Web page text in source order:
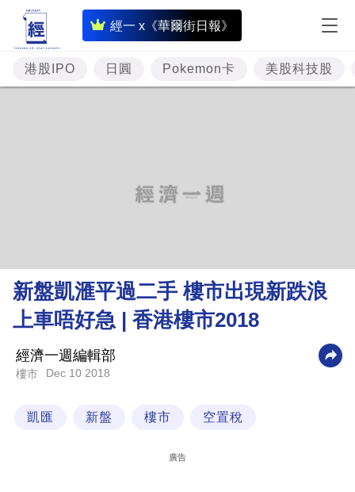
經一 x《華爾街日報》
即
時
財
經
理
財
商
業
科
港股IPO 日圓 Pokemon卡 美股科技股
新盤凱滙平過二手 樓市出現新跌浪
上車唔好急 | 香港樓市2018
經濟一週編輯部
樓市 Dec 10 2018
凱匯 新盤 樓市 空置稅
廣告